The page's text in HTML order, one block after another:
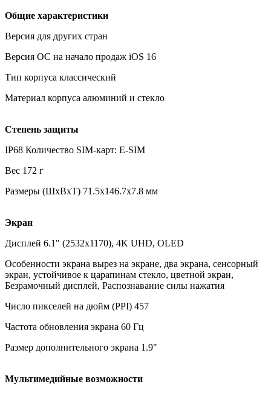
Общие характеристики
Версия для других стран
Версия ОС на начало продаж iOS 16
Тип корпуса классический
Материал корпуса алюминий и стекло
Степень защиты
IP68 Количество SIM-карт: E-SIM
Вес 172 г
Размеры (ШxВxТ) 71.5x146.7x7.8 мм
Экран
Дисплей 6.1" (2532x1170), 4K UHD, OLED
Особенности экрана вырез на экране, два экрана, сенсорный
экран, устойчивое к царапинам стекло, цветной экран,
Безрамочный дисплей, Распознавание силы нажатия
Число пикселей на дюйм (PPI) 457
Частота обновления экрана 60 Гц
Размер дополнительного экрана 1.9"
Мультимедийные возможности